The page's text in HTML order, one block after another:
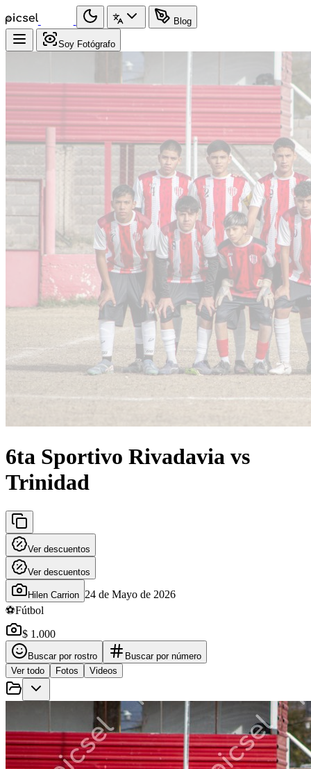
Blog
Soy Fotógrafo
6ta Sportivo Rivadavia vs
Trinidad
Ver descuentos
Ver descuentos
Hilen Carrion 24 de Mayo de 2026
⚽Fútbol
$ 1.000
Buscar por rostro
Buscar por número
Ver todo
Fotos Videos